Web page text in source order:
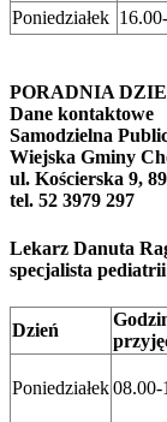
Poniedziałek
PORADNIA
Dane kontaktowe
Samodzielna
Wiejska Gminy
ul. Kościerska 9,
tel. 52 3979 297
Lekarz Danuta
specjalista pediatrii
Dzień
Poniedziałek08.00-